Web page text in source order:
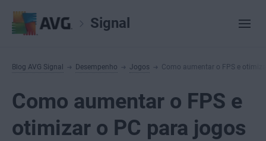
Signal
Blog AVG Signal Desempenho Jogos Como aumentar o FPS e
Como aumentar o FPS e
otimizar o PC para jogos